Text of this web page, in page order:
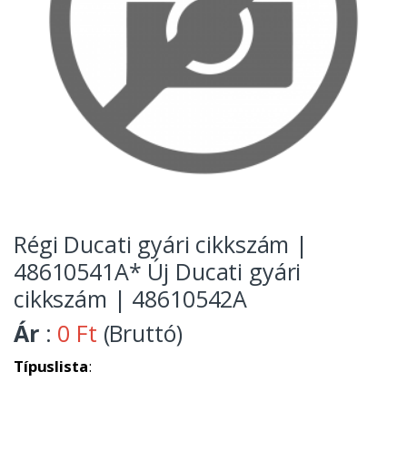
Régi Ducati gyári cikkszám |
48610541A* Új Ducati gyári
cikkszám | 48610542A
Ár : 0 Ft (Bruttó)
Típuslista: